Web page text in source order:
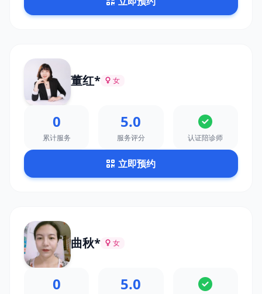
董红* 女
0
累计服务
5.0
服务评分 认证陪诊师
立即预约
曲秋* 女
0 5.0